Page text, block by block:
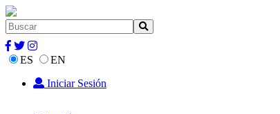
ES
EN
Iniciar Sesión